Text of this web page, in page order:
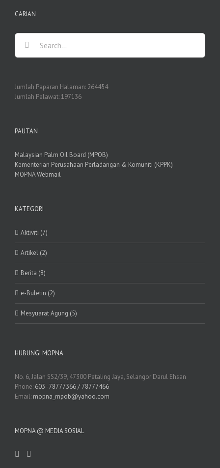
CARIAN
Search
Jumlah Paparan Halaman: 264454
Jumlah Pelawat:197136
PAUTAN
Malaysian Palm Oil Board (MPOB)
Kementerian Perusahaan Perladangan & Komuniti (KPPK)
MOPNA Webmail
KATEGORI
Aktiviti (7)
Artikel (2)
Berita (8)
e-Buletin (2)
Mesyuarat Agung (5)
HUBUNGI MOPNA
No. 6, Jalan SS2/39, 47300 Petaling Jaya, Selangor Darul Ehsan
Phone: 603 -78777366 / 78777466
Email: mopna_mpob@yahoo.com
MOPNA @ MEDIA SOSIAL